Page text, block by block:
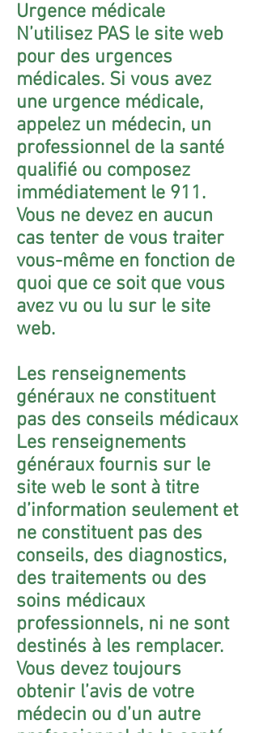
Urgence médicale
N’utilisez PAS le site web
pour des urgences
médicales. Si vous avez
une urgence médicale,
appelez un médecin, un
professionnel de la santé
qualifié ou composez
immédiatement le 911.
Vous ne devez en aucun
cas tenter de vous traiter
vous-même en fonction de
quoi que ce soit que vous
avez vu ou lu sur le site
web.
Les renseignements
généraux ne constituent
pas des conseils médicaux
Les renseignements
généraux fournis sur le
site web le sont à titre
d’information seulement et
ne constituent pas des
conseils, des diagnostics,
des traitements ou des
soins médicaux
professionnels, ni ne sont
destinés à les remplacer.
Vous devez toujours
obtenir l’avis de votre
médecin ou d’un autre